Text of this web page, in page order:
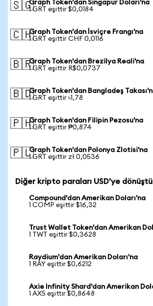
🇸🇬Graph Token'dan Singapur Doları'na
1 GRT eşittir $0,0184
🇨🇭Graph Token'dan İsviçre Frangı'na
1 GRT eşittir CHF 0,0116
🇧🇷Graph Token'dan Brezilya Reali'na
1 GRT eşittir R$0,0737
🇧🇩Graph Token'dan Bangladeş
1 GRT eşittir ৳1,78
🇵🇭Graph Token'dan Filipin Pezosu'na
1 GRT eşittir ₱0,874
🇵🇱Graph Token'dan Polonya Zlotisi'na
1 GRT eşittir zł 0,0536
Diğer kripto paraları USD'ye
Compound'dan Amerikan Doları'na
1 COMP eşittir $16,32
Trust Wallet Token'dan Amerikan
1 TWT eşittir $0,3628
Raydium'dan Amerikan Doları'na
1 RAY eşittir $0,6212
Axie Infinity Shard'dan Amerikan
1 AXS eşittir $0,8648